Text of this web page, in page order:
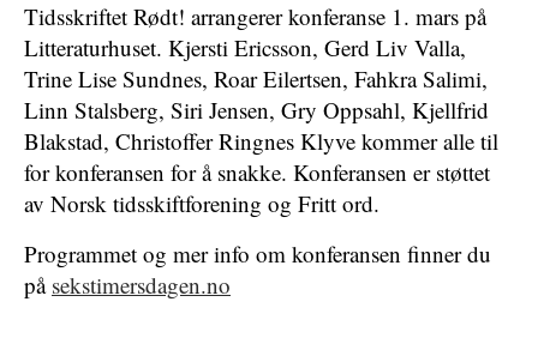
Tidsskriftet Rødt! arrangerer konferanse 1. mars på
Litteraturhuset. Kjersti Ericsson, Gerd Liv Valla,
Trine Lise Sundnes, Roar Eilertsen, Fahkra Salimi,
Linn Stalsberg, Siri Jensen, Gry Oppsahl, Kjellfrid
Blakstad, Christoffer Ringnes Klyve kommer alle til
for konferansen for å snakke. Konferansen er støttet
av Norsk tidsskiftforening og Fritt ord.
Programmet og mer info om konferansen finner du
på sekstimersdagen.no